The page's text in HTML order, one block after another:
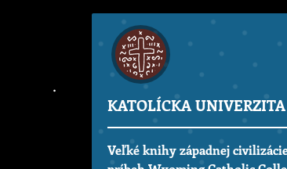
KATOLÍCKA
Veľké knihy západnej